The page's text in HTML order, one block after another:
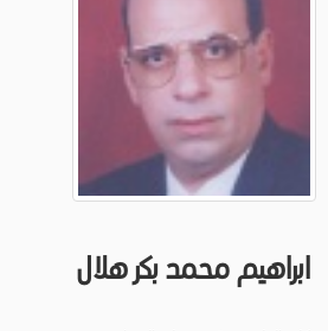
ابراهيم محمد بكر هلال